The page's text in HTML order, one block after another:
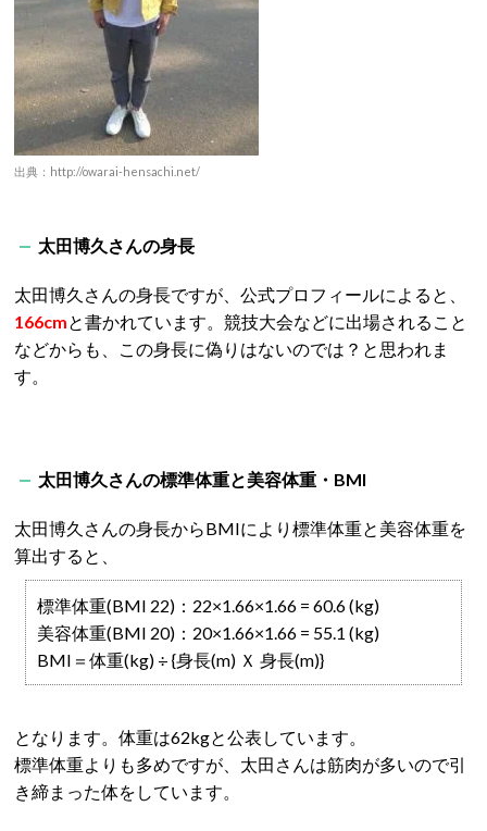
出典：http://owarai-hensachi.net/
太田博久さんの身長
太田博久さんの身長ですが、公式プロフィールによると、
166cmと書かれています。競技大会などに出場されること
などからも、この身長に偽りはないのでは？と思われま
す。
太田博久さんの標準体重と美容体重・BMI
太田博久さんの身長からBMIにより標準体重と美容体重を
算出すると、
標準体重(BMI 22)：22×1.66×1.66 = 60.6 (kg)
美容体重(BMI 20)：20×1.66×1.66 = 55.1 (kg)
BMI＝体重(kg) ÷ {身長(m) Ｘ 身長(m)}
となります。体重は62kgと公表しています。
標準体重よりも多めですが、太田さんは筋肉が多いので引
き締まった体をしています。